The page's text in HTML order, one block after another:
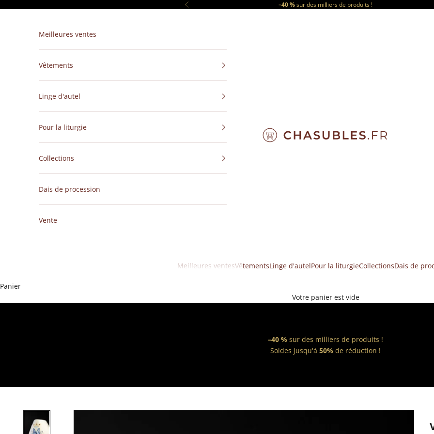
Précédent –40 %sur des milliers de produits !
CHASUBLES.FR
Meilleures ventesVêtementsLinge d'autelPour la liturgieCollectionsDais de
Meilleures ventes
Vêtements
Linge d'autel
Pour la liturgie
Collections
Dais de procession
Vente
Panier
Votre panier est vide
–40 % sur des milliers de produits !
Soldes jusqu'à 50% de réduction !